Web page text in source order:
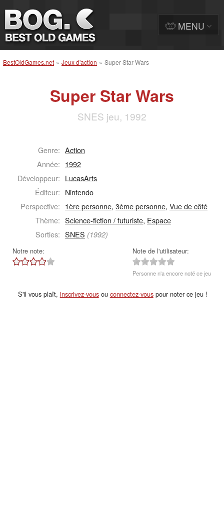
BestOldGames.net » Jeux d'action » Super Star Wars
Super Star Wars
SNES jeu, 1992
Genre: Action
Année: 1992
Développeur: LucasArts
Éditeur: Nintendo
Perspective: 1ère personne,3ème personne,Vue de côté
Thème: Science-fiction / futuriste, Espace
Sorties: SNES (1992)
Notre note: Note de l'utilisateur:
Personne n'a encore noté ce jeu
S'il vous plaît, inscrivez-vousou connectez-vouspour noter ce jeu !
MENU